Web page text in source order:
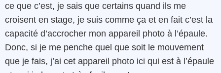
ce que c’est, je sais que certains quand ils me
croisent en stage, je suis comme ça et en fait c’est la
capacité d’accrocher mon appareil photo à l’épaule.
Donc, si je me penche quel que soit le mouvement
que je fais, j’ai cet appareil photo ici qui est à l’épaule